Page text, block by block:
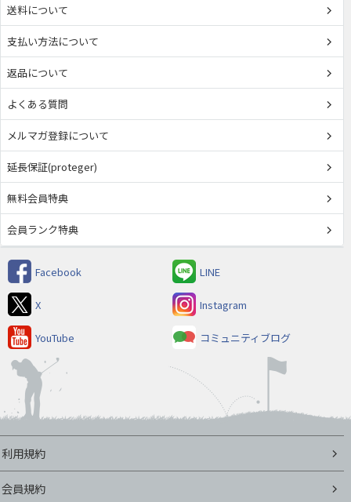
送料について
支払い方法について
返品について
よくある質問
メルマガ登録について
延長保証(proteger)
無料会員特典
会員ランク特典
Facebook LINE
X Instagram
YouTube コミュニティブログ
利用規約
会員規約